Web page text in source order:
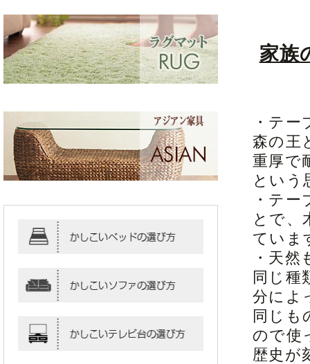
家族
・テ
森の王
重厚で
という
・テ
とで、
ていま
・天
同じ種
分によ
同じも
ので使
歴史が